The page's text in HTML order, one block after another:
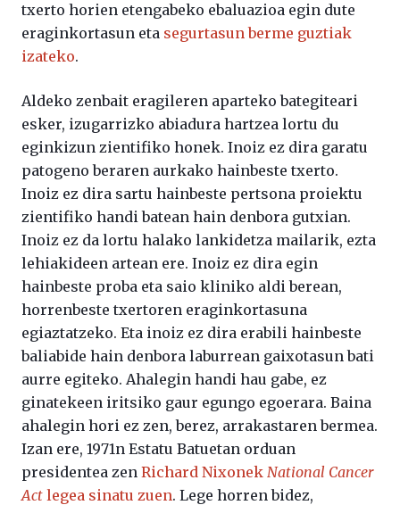
txerto horien etengabeko ebaluazioa egin dute
eraginkortasun eta segurtasun berme guztiak
izateko.
Aldeko zenbait eragileren aparteko bategiteari
esker, izugarrizko abiadura hartzea lortu du
eginkizun zientifiko honek. Inoiz ez dira garatu
patogeno beraren aurkako hainbeste txerto.
Inoiz ez dira sartu hainbeste pertsona proiektu
zientifiko handi batean hain denbora gutxian.
Inoiz ez da lortu halako lankidetza mailarik, ezta
lehiakideen artean ere. Inoiz ez dira egin
hainbeste proba eta saio kliniko aldi berean,
horrenbeste txertoren eraginkortasuna
egiaztatzeko. Eta inoiz ez dira erabili hainbeste
baliabide hain denbora laburrean gaixotasun bati
aurre egiteko. Ahalegin handi hau gabe, ez
ginatekeen iritsiko gaur egungo egoerara. Baina
ahalegin hori ez zen, berez, arrakastaren bermea.
Izan ere, 1971n Estatu Batuetan orduan
presidentea zen Richard Nixonek National Cancer
Act legea sinatu zuen. Lege horren bidez,